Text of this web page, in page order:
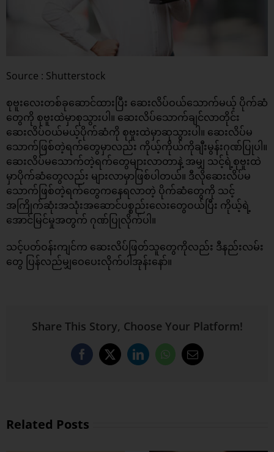
Source : Shutterstock
စုဗူးလေးတစ်ခုဆောင်ထားပြီး ဆေးလိပ်ဝယ်သောက်မယ့် ပိုက်ဆံ
တွေကို စုဗူးထဲမှာစုသွားပါ။ ဆေးလိပ်သောက်ချင်လာတိုင်း
ဆေးလိပ်ဝယ်မယ့်ပိုက်ဆံကို စုဗူးထဲမှာဆုသွားပါ။ ဆေးလိပ်မ
သောက်ဖြစ်တဲ့ရက်တွေမှာလည်း ကိုယ့်ကိုယ်ကိုချီးမွန်းဂုဏ်ပြုပါ။
ဆေးလိပ်မသောက်တဲ့ရက်တွေများလာတာနဲ့ အမျှ သင့်ရဲ့စုဗူးထဲ
မှာပိုက်ဆံတွေလည်း များလာမှာဖြစ်ပါတယ်။ ဒီလိုဆေးလိပ်မ
သောက်ဖြစ်တဲ့ရက်တွေကနေရလာတဲ့ ပိုက်ဆံတွေကို သင့်
အကြိုက်ဆုံးအသုံးအဆောင်ပစ္စည်းလေးတွေဝယ်ပြီး ကိုယ့်ရဲ့
အောင်မြင်မှုအတွက် ဂုဏ်ပြုလိုက်ပါ။
သင့်ပတ်ဝန်းကျင်က ဆေးလိပ်ဖြတ်သူတွေကိုလည်း ဒီနည်းလမ်း
တွေ ပြန်လည်မျှဝေပေးလိုက်ပါအုန်းနော်။
Share This Story, Choose Your Platform!
Facebook
X LinkedInWhatsApp
Email
Related Posts